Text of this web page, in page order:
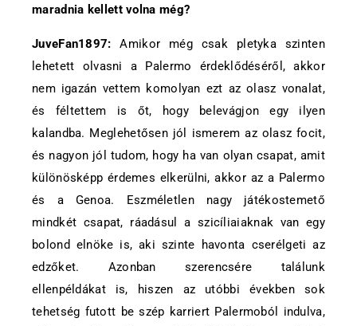
maradnia kellett volna még?
JuveFan1897: Amikor még csak pletyka szinten
lehetett olvasni a Palermo érdeklődéséről, akkor
nem igazán vettem komolyan ezt az olasz vonalat,
és féltettem is őt, hogy belevágjon egy ilyen
kalandba. Meglehetősen jól ismerem az olasz focit,
és nagyon jól tudom, hogy ha van olyan csapat, amit
különösképp érdemes elkerülni, akkor az a Palermo
és a Genoa. Eszméletlen nagy játékostemető
mindkét csapat, ráadásul a szicíliaiaknak van egy
bolond elnöke is, aki szinte havonta cserélgeti az
edzőket. Azonban szerencsére találunk
ellenpéldákat is, hiszen az utóbbi években sok
tehetség futott be szép karriert Palermoból indulva,